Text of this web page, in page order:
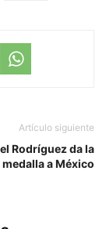
Artículo siguiente
Rodríguez da la
a México